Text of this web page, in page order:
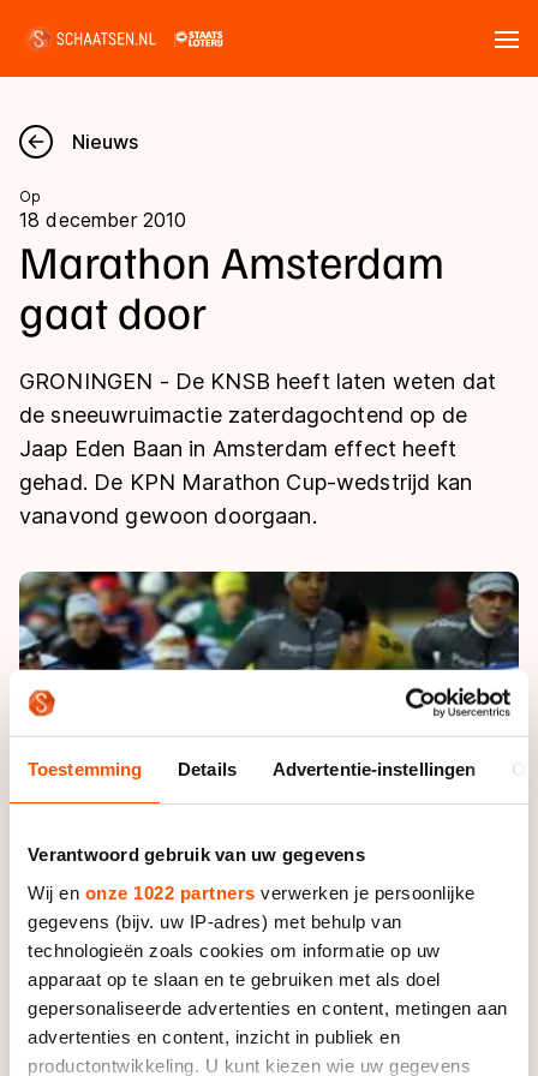
Toestemming Details Advertentie-instellingen
Verantwoord gebruik van uw gegevens
Wij en onze 1022 partners verwerken je persoonlijke
gegevens (bijv. uw IP-adres) met behulp van
technologieën zoals cookies om informatie op uw
apparaat op te slaan en te gebruiken met als doel
gepersonaliseerde advertenties en content, metingen aan
advertenties en content, inzicht in publiek en
productontwikkeling. U kunt kiezen wie uw gegevens
Nieuws
Kalender
Disciplines
Langebaan
Shorttrack
Inlineskaten
Schoonrijden
Natuurijs
Uitslagen
Langebaan
Shorttrack
Marathon
Inlineskaten
Kunstschaatsen
Tijden & historie
Ranglijsten Langebaan
Historie & statistiek
Inschrijven wedstrijden
Algemene Nederlandse Schaatstijd
Deze zomer de weg op
Schaatsfans
Alles voor jou als schaatsfan
Evenementen
Tickets
Livestreams
Word schaatsfan!
Winacties
Olympische Spelen
Medaille overzicht
Olympische uitslagen
Van Jong tot Goud verhalen
Nieuws
Op
18 december 2010
Marathon Amsterdam
gaat door
GRONINGEN - De KNSB heeft laten weten dat
de sneeuwruimactie zaterdagochtend op de
Jaap Eden Baan in Amsterdam effect heeft
gehad. De KPN Marathon Cup-wedstrijd kan
vanavond gewoon doorgaan.